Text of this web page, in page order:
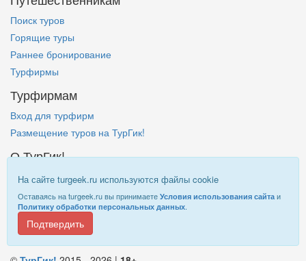
На сайте turgeek.ru используются файлы cookie
Оставаясь на turgeek.ru вы принимаете Условия использования сайта и
Политику обработки персональных данных.
Подтвердить
Поиск туров
Горящие туры
Раннее бронирование
Турфирмы
Турфирмам
Вход для турфирм
Размещение туров на ТурГик!
О ТурГик!
Кто такой ТурГик?
Правовая информация
Информация наTurGeek.ru